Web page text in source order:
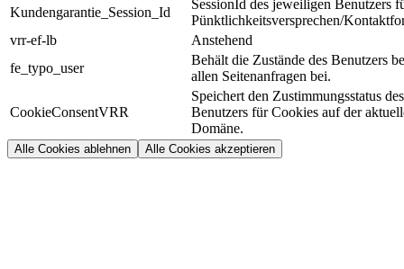
Kundengarantie_Session_Id
SessionId des jeweiligen Benutzers
Pünktlichkeitsversprechen/
vrr-ef-lb
Anstehend
fe_typo_user
Behält die Zustände des Benutzers
allen Seitenanfragen bei.
CookieConsentVRR
Speichert den Zustimmungsstatus des
Benutzers für Cookies auf der
Domäne.
Alle Cookies ablehnen Alle Cookies akzeptieren